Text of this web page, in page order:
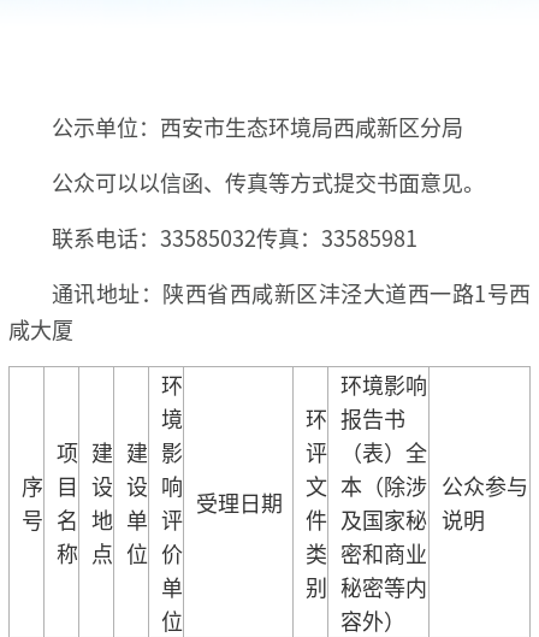
公示单位：西安市生态环境局西咸新区分局
公众可以以信函、传真等方式提交书面意见。
联系电话：33585032传真：33585981
通讯地址：陕西省西咸新区沣泾大道西一路1号西
咸大厦
序
号
项
目
名
称
建
设
地
点
建
设
单
位
环
境
影
响
评
价
单
位
受理日期
环
评
文
件
类
别
环境影响
报告书
（表）全
本（除涉
及国家秘
密和商业
秘密等内
容外）
公众参与
说明